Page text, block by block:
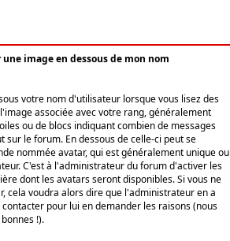
image en dessous de mon nom
votre nom d'utilisateur lorsque vous lisez des
associée avec votre rang, généralement
ou de blocs indiquant combien de messages
sur le forum. En dessous de celle-ci peut se
nommée avatar, qui est généralement unique ou
C'est à l'administrateur du forum d'activer les
dont les avatars seront disponibles. Si vous ne
cela voudra alors dire que l'administrateur en a
pour lui en demander les raisons (nous
!).